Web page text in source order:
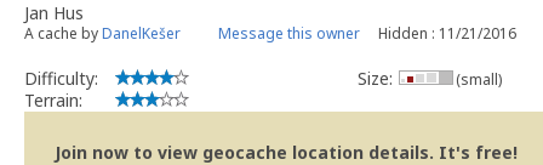
Jan Hus
A cache byDanelKešer Message this owner Hidden : 11/21/2016
Difficulty:
Terrain:
Size: (small)
Join now to view geocache location details. It's free!